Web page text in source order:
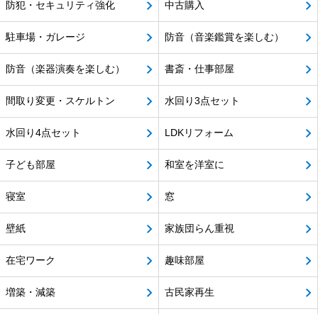
防犯・セキュリティ強化 中古購入
駐車場・ガレージ 防音（音楽鑑賞を楽しむ）
防音（楽器演奏を楽しむ） 書斎・仕事部屋
間取り変更・スケルトン 水回り3点セット
水回り4点セット LDKリフォーム
子ども部屋 和室を洋室に
寝室 窓
壁紙 家族団らん重視
在宅ワーク 趣味部屋
増築・減築 古民家再生